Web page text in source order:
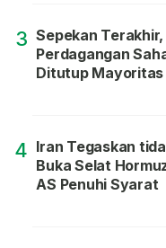
3 Sepekan
Perdagangan
Ditutup
4 Iran Tegaskan
Buka Selat
AS Penuhi Syarat